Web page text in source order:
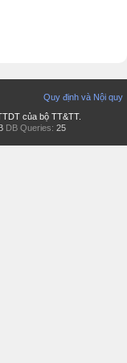
Quy định và Nội quy
của bộ TT&TT.
DB Queries: 25